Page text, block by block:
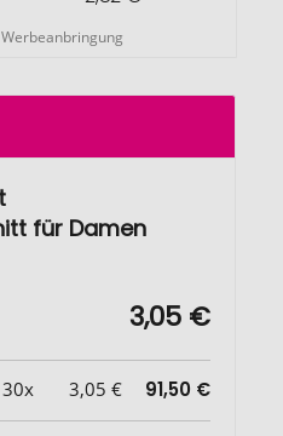
für Damen
3,05 €
30x 3,05 € 91,50 €